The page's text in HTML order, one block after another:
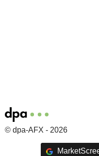
© dpa-AFX - 2026